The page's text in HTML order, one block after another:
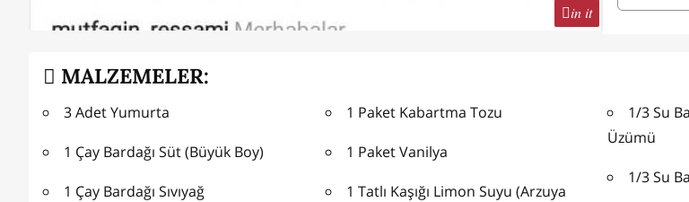
in it
MALZEMELER:
3 Adet Yumurta
1 Çay Bardağı Süt (Büyük Boy)
1 Çay Bardağı Sıvıyağ
1 Paket Kabartma Tozu
1 Paket Vanilya
1 Tatlı Kaşığı Limon Suyu (Arzuya
1/3 Su Bardağı Kadar Siyah Kuş
Üzümü
1/3